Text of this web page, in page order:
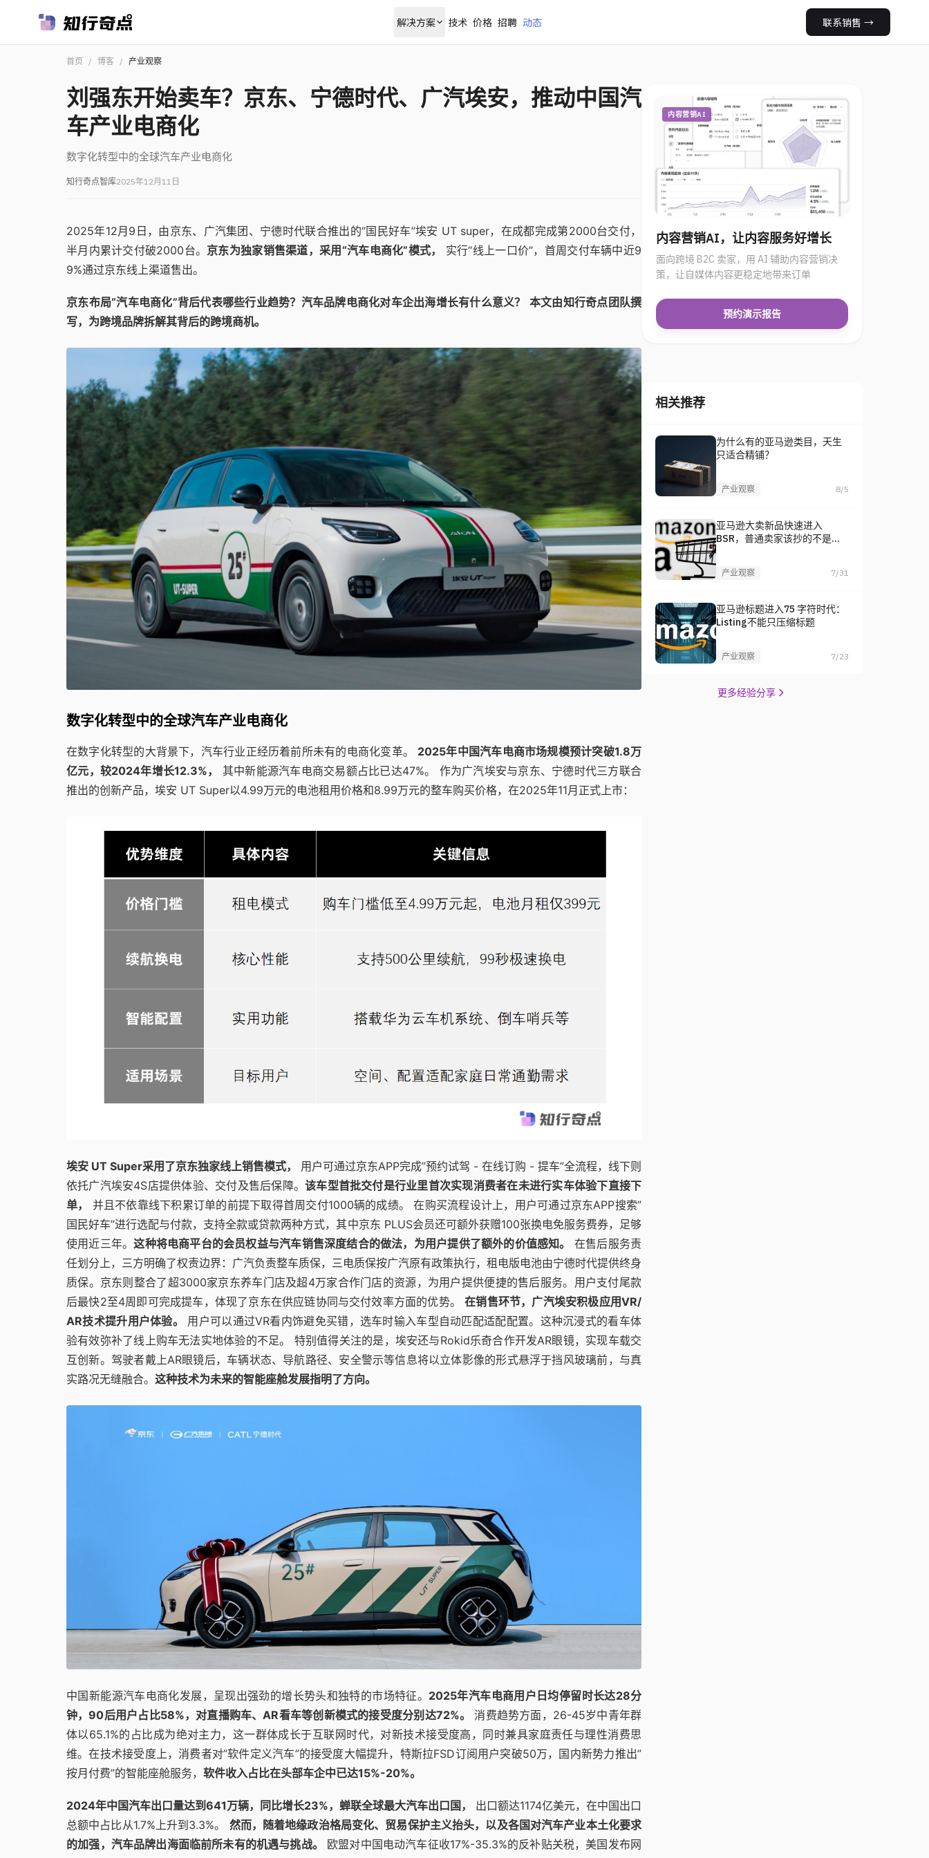
解决方案 技术 价格 招聘 动态 联系销售 →
首页 / 博客 / 产业观察
刘强东开始卖车？京东、宁德时代、广汽埃安，推动中国汽
车产业电商化
数字化转型中的全球汽车产业电商化
知行奇点智库2025年12月11日
2025年12月9日，由京东、广汽集团、宁德时代联合推出的“国民好车”埃安 UT super，在成都完成第2000台交付，
半月内累计交付破2000台。 京东为独家销售渠道，采用“汽车电商化”模式，
实行“线上一口价”，首周交付车辆中近9
9%通过京东线上渠道售出。
京东布局“汽车电商化”背后代表哪些行业趋势？汽车品牌电商化对车企出海增长有什么意义？
本文由知行奇点团队撰
写，为跨境品牌拆解其背后的跨境商机。
数字化转型中的全球汽车产业电商化
在数字化转型的大背景下，汽车行业正经历着前所未有的电商化变革。 2025年中国汽车电商市场规模预计突破1.8万
亿元，较2024年增长12.3%，
其中新能源汽车电商交易额占比已达47%。 作为广汽埃安与京东、宁德时代三方联合
推出的创新产品，埃安 UT Super以4.99万元的电池租用价格和8.99万元的整车购买价格，在2025年11月正式上市：
埃安 UT Super采用了京东独家线上销售模式，
用户可通过京东APP完成”预约试驾 - 在线订购 - 提车”全流程，线下则
依托广汽埃安4S店提供体验、交付及售后保障。该车型首批交付是行业里首次实现消费者在未进行实车体验下直接下
单，
并且不依靠线下积累订单的前提下取得首周交付1000辆的成绩。 在购买流程设计上，用户可通过京东APP搜索”
国民好车”进行选配与付款，支持全款或贷款两种方式，其中京东 PLUS会员还可额外获赠100张换电免服务费券，足够
使用近三年。这种将电商平台的会员权益与汽车销售深度结合的做法，为用户提供了额外的价值感知。
在售后服务责
任划分上，三方明确了权责边界：广汽负责整车质保，三电质保按广汽原有政策执行，租电版电池由宁德时代提供终身
质保。京东则整合了超3000家京东养车门店及超4万家合作门店的资源，为用户提供便捷的售后服务。用户支付尾款
后最快2至4周即可完成提车，体现了京东在供应链协同与交付效率方面的优势。在销售环节，广汽埃安积极应用VR/
AR技术提升用户体验。
用户可以通过VR看内饰避免买错，选车时输入车型自动匹配适配配置。这种沉浸式的看车体
验有效弥补了线上购车无法实地体验的不足。 特别值得关注的是，埃安还与Rokid乐奇合作开发AR眼镜，实现车载交
互创新。驾驶者戴上AR眼镜后，车辆状态、导航路径、安全警示等信息将以立体影像的形式悬浮于挡风玻璃前，与真
实路况无缝融合。 这种技术为未来的智能座舱发展指明了方向。
中国新能源汽车电商化发展，呈现出强劲的增长势头和独特的市场特征。 2025年汽车电商用户日均停留时长达28分
钟，90后用户占比58%，对直播购车、AR看车等创新模式的接受度分别达72%。
消费趋势方面，26-45岁中青年群
体以65.1%的占比成为绝对主力，这一群体成长于互联网时代，对新技术接受度高，同时兼具家庭责任与理性消费思
维。在技术接受度上，消费者对”软件定义汽车”的接受度大幅提升，特斯拉FSD订阅用户突破50万，国内新势力推出”
按月付费”的智能座舱服务， 软件收入占比在头部车企中已达15%-20%。
2024年中国汽车出口量达到641万辆，同比增长23%，蝉联全球最大汽车出口国，
出口额达1174亿美元，在中国出口
总额中占比从1.7%上升到3.3%。 然而，随着地缘政治格局变化、贸易保护主义抬头，以及各国对汽车产业本土化要求
的加强，汽车品牌出海面临前所未有的机遇与挑战。
欧盟对中国电动汽车征收17%-35.3%的反补贴关税，美国发布网
内容营销AI
内容营销AI，让内容服务好增长
面向跨境 B2C 卖家，用 AI 辅助内容营销决
策，让自媒体内容更稳定地带来订单
预约演示报告
相关推荐
为什么有的亚马逊类目，天生
只适合精铺？
产业观察 8/5
亚马逊大卖新品快速进入
BSR，普通卖家该抄的不是
产业观察 7/31
亚马逊标题进入75 字符时代：
Listing不能只压缩标题
产业观察 7/23
更多经验分享